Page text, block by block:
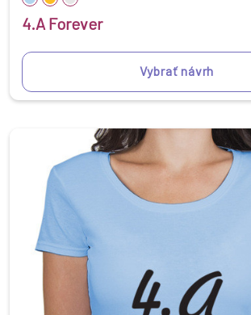
4.A Forever
Vybrať návrh